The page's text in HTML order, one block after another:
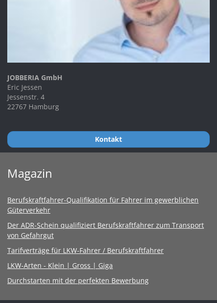
JOBBERIA GmbH
Eric Jessen
Jessenstr. 4
22767 Hamburg
Kontakt
Magazin
Berufskraftfahrer-Qualifikation für Fahrer im gewerblichen
Güterverkehr
Der ADR-Schein qualifiziert Berufskraftfahrer zum Transport
von Gefahrgut
Tarifverträge für LKW-Fahrer / Berufskraftfahrer
LKW-Arten - Klein | Gross | Giga
Durchstarten mit der perfekten Bewerbung